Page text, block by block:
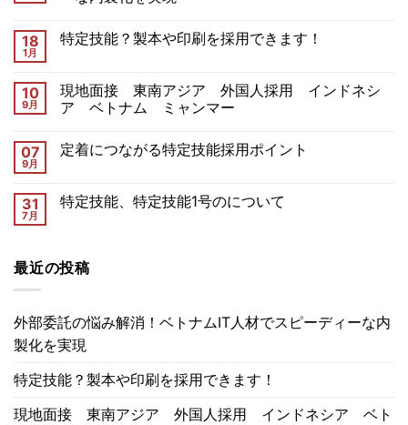
18
1月
特定技能？製本や印刷を採用できます！
10
9月
現地面接 東南アジア 外国人採用 インドネシ
ア ベトナム ミャンマー
07
9月
定着につながる特定技能採用ポイント
31
7月
特定技能、特定技能1号のについて
最近の投稿
外部委託の悩み解消！ベトナムIT人材でスピーディーな内
製化を実現
特定技能？製本や印刷を採用できます！
現地面接 東南アジア 外国人採用 インドネシア ベト